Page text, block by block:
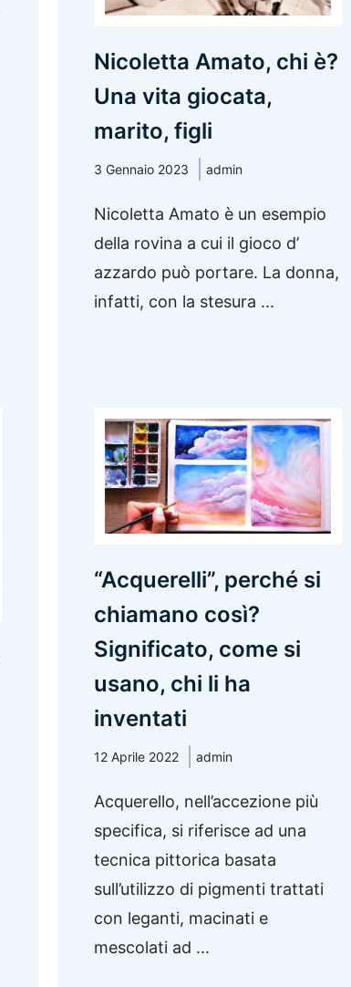
Nicoletta Amato, chi è?
Una vita giocata,
marito, figli
3 Gennaio 2023 admin
Nicoletta Amato è un esempio
della rovina a cui il gioco d’
azzardo può portare. La donna,
infatti, con la stesura ...
“Acquerelli”, perché si
chiamano così?
Significato, come si
usano, chi li ha
inventati
12 Aprile 2022 admin
Acquerello, nell’accezione più
specifica, si riferisce ad una
tecnica pittorica basata
sull’utilizzo di pigmenti trattati
con leganti, macinati e
mescolati ad ...